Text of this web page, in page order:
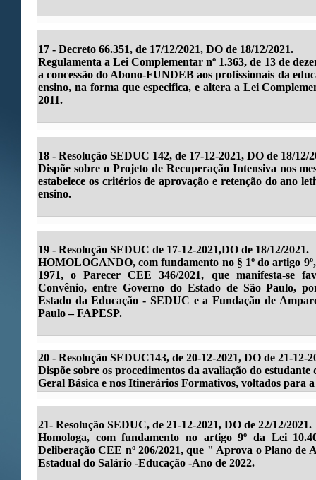
17 - Decreto 66.351, de 17/12/2021, DO de 18/12/2021.
Regulamenta a Lei Complementar nº 1.363, de 13 de
a concessão do Abono-FUNDEB aos profissionais da
ensino, na forma que especifica, e altera a Lei
2011.
18 - Resolução SEDUC 142, de 17-12-2021, DO de 18/12/
Dispõe sobre o Projeto de Recuperação Intensiva nos
estabelece os critérios de aprovação e retenção do ano
ensino.
19 - Resolução SEDUC de 17-12-2021,DO de 18/12/2021.
HOMOLOGANDO, com fundamento no § 1º do artigo
1971, o Parecer CEE 346/2021, que manifesta-se
Convênio, entre Governo do Estado de São Paulo,
Estado da Educação - SEDUC e a Fundação de
Paulo – FAPESP.
20 - Resolução SEDUC143, de 20-12-2021, DO de 21-12-
Dispõe sobre os procedimentos da avaliação do
Geral Básica e nos Itinerários Formativos, voltados para
21- Resolução SEDUC, de 21-12-2021, DO de 22/12/2021.
Homologa, com fundamento no artigo 9º da Lei
Deliberação CEE nº 206/2021, que " Aprova o Plano de
Estadual do Salário -Educação -Ano de 2022.